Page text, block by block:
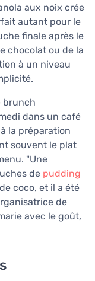
aux noix crée
autant pour le
finale après le
chocolat ou de la
à un niveau
brunch
dans un café
la préparation
souvent le plat
"Une
de pudding
coco, et il a été
de
avec le goût,